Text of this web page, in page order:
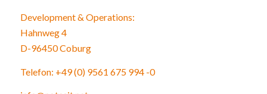
Development & Operations:
Hahnweg 4
D-96450 Coburg
Telefon: +49 (0) 9561 675 994 -0